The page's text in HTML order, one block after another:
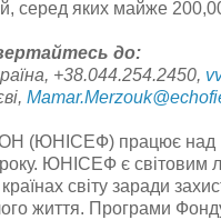
серед яких майже
до:
+38.044.254.2450,
(ЮНІСЕФ) працює над
ЮНІСЕФ є світовим
світу заради
життя. Програми